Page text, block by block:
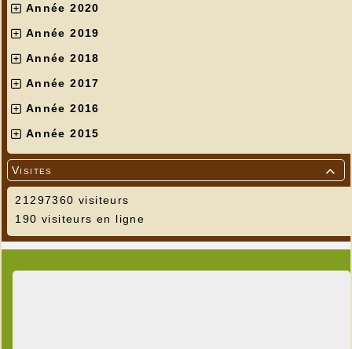
Année 2020
Année 2019
Année 2018
Année 2017
Année 2016
Année 2015

Visites
21297360 visiteurs
190 visiteurs en ligne